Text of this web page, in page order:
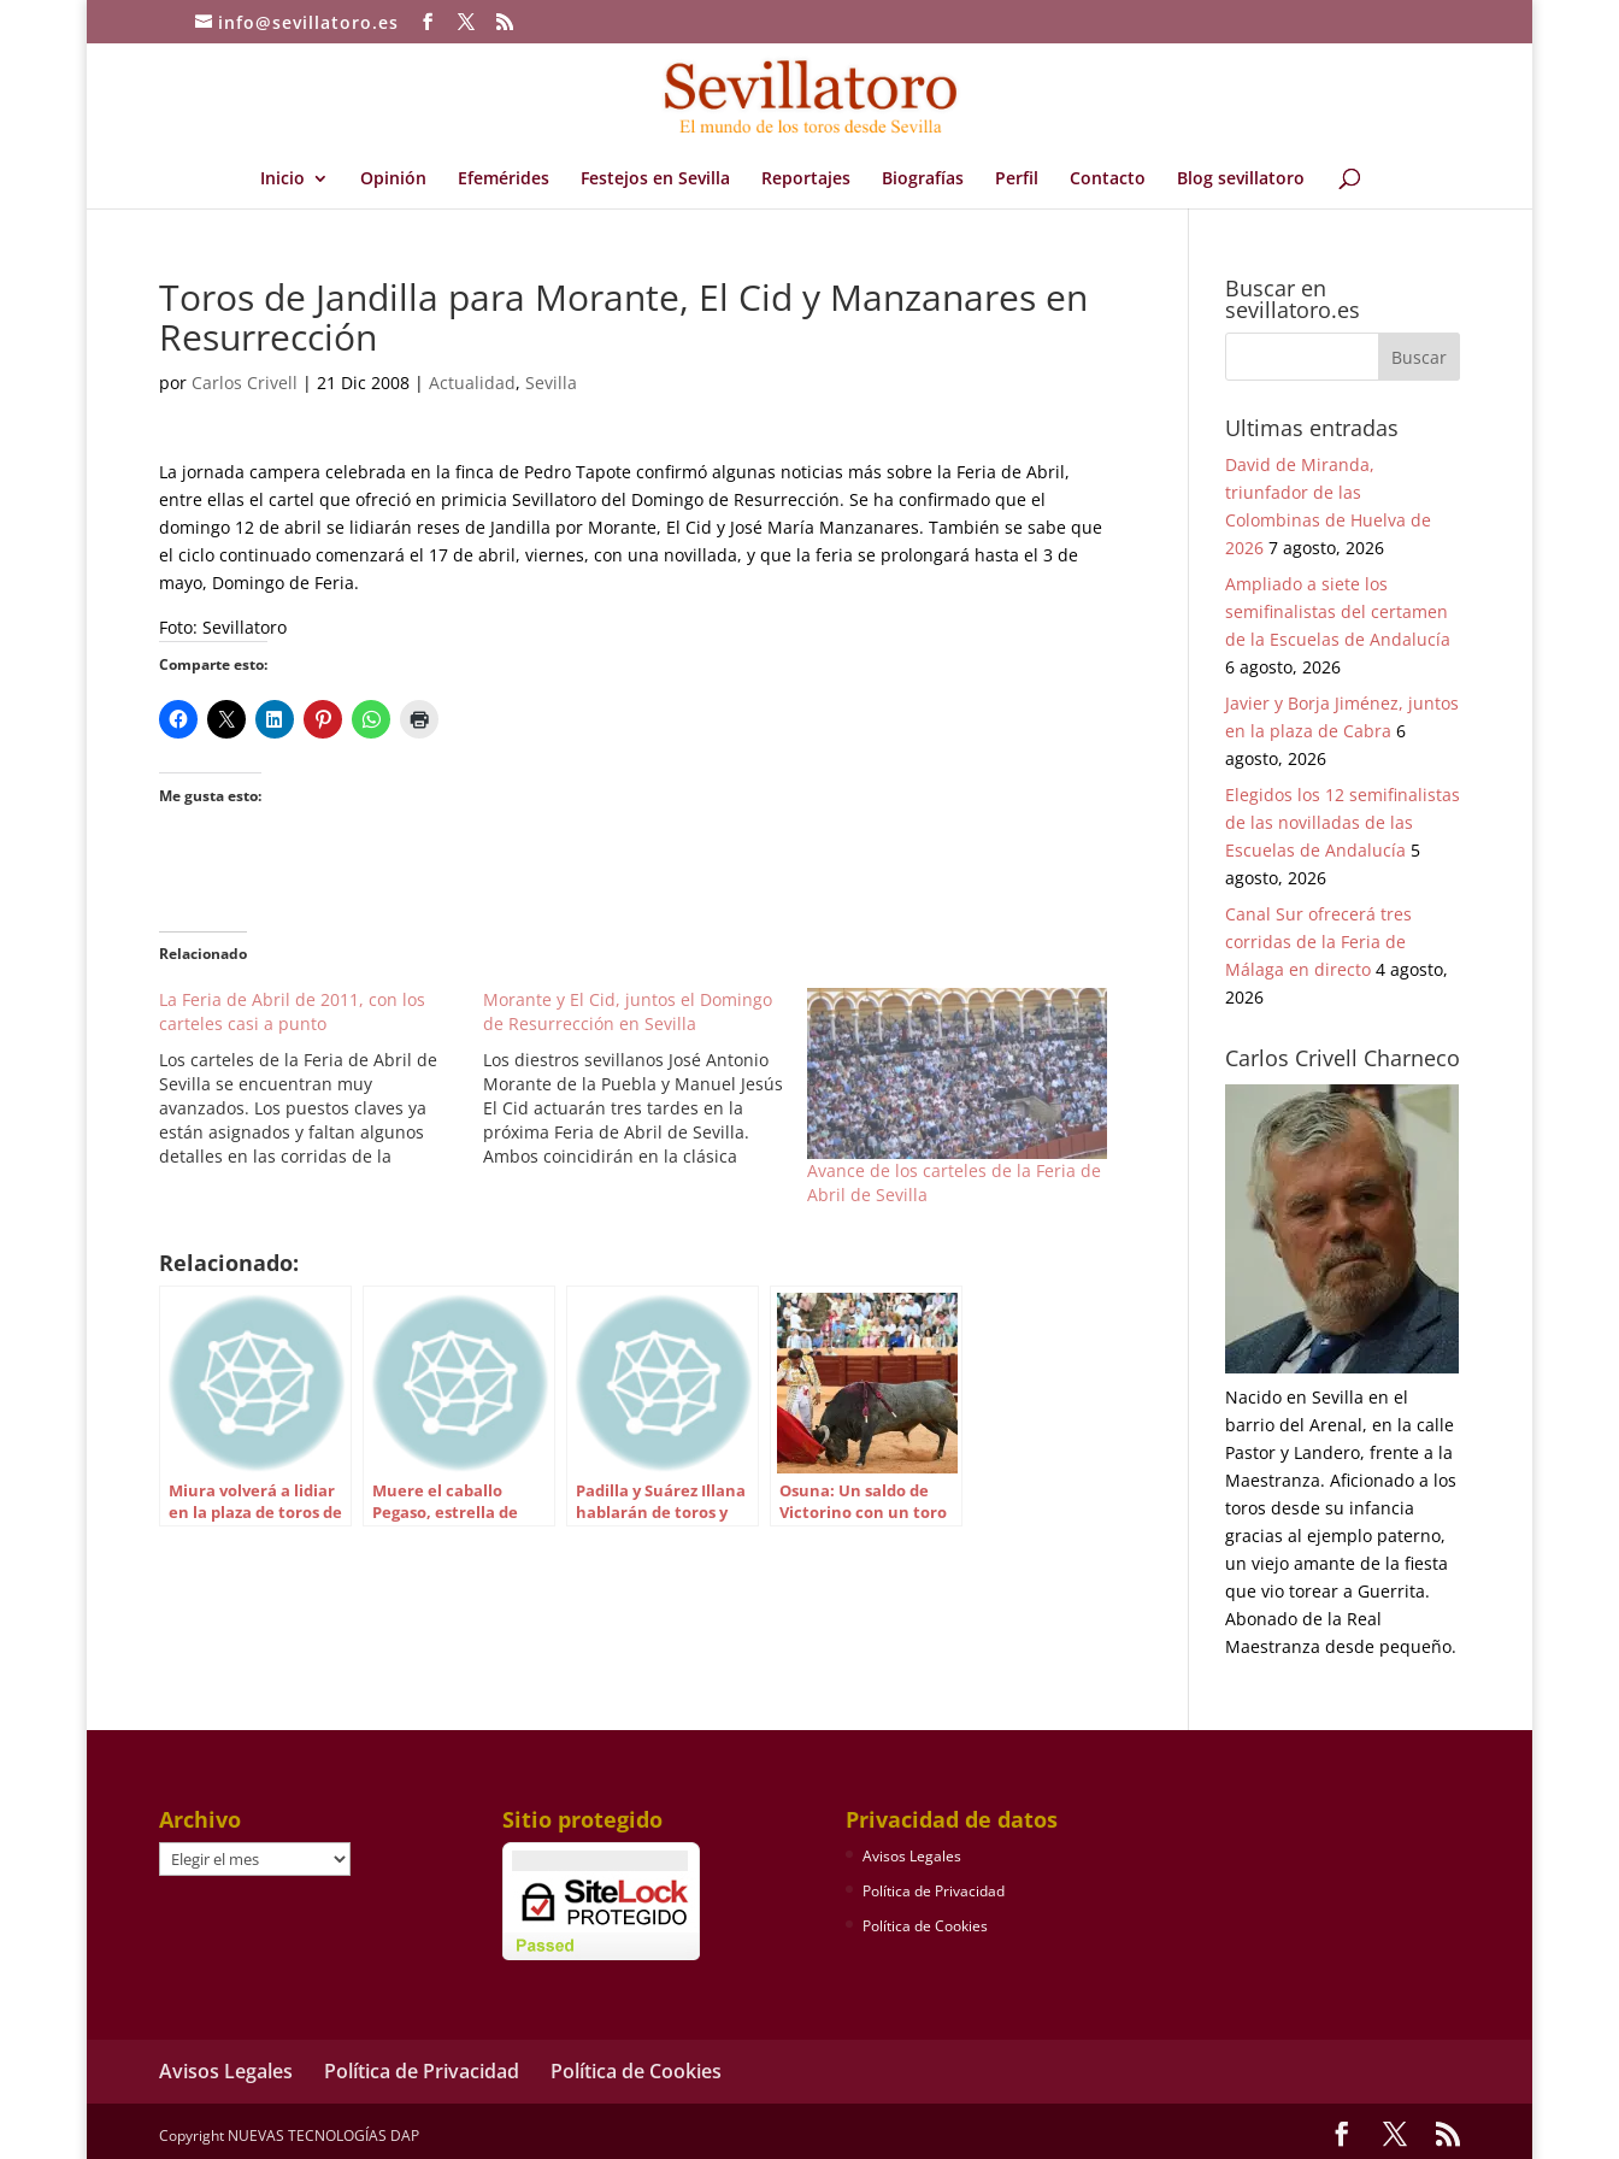
info@sevillatoro.es
Inicio Opinión Efemérides Festejos en Sevilla Reportajes Biografías Perfil Contacto Blog sevillatoro
Toros de Jandilla para Morante, El Cid y Manzanares en
Resurrección
por Carlos Crivell | 21 Dic 2008 | Actualidad, Sevilla
La jornada campera celebrada en la finca de Pedro Tapote confirmó algunas noticias más sobre la Feria de Abril,
entre ellas el cartel que ofreció en primicia Sevillatoro del Domingo de Resurrección. Se ha confirmado que el
domingo 12 de abril se lidiarán reses de Jandilla por Morante, El Cid y José María Manzanares. También se sabe que
el ciclo continuado comenzará el 17 de abril, viernes, con una novillada, y que la feria se prolongará hasta el 3 de
mayo, Domingo de Feria.
Foto: Sevillatoro
Comparte esto:
Me gusta esto:
Relacionado
La Feria de Abril de 2011, con los
carteles casi a punto
Los carteles de la Feria de Abril de
Sevilla se encuentran muy
avanzados. Los puestos claves ya
están asignados y faltan algunos
detalles en las corridas de la
como espadas de…
Morante y El Cid, juntos el Domingo
de Resurrección en Sevilla
Los diestros sevillanos José Antonio
Morante de la Puebla y Manuel Jesús
El Cid actuarán tres tardes en la
próxima Feria de Abril de Sevilla.
Ambos coincidirán en la clásica
Avance de los carteles de la Feria de
Abril de Sevilla
Relacionado:
Miura volverá a lidiar
en la plaza de toros de
Muere el caballo
Pegaso, estrella de
Padilla y Suárez Illana
hablarán de toros y
Osuna: Un saldo de
Victorino con un toro
Buscar en
sevillatoro.es
Ultimas entradas
David de Miranda,
triunfador de las
Colombinas de Huelva de
2026 7 agosto, 2026
Ampliado a siete los
semifinalistas del certamen
de la Escuelas de Andalucía
6 agosto, 2026
Javier y Borja Jiménez, juntos
en la plaza de Cabra 6
agosto, 2026
Elegidos los 12 semifinalistas
de las novilladas de las
Escuelas de Andalucía 5
agosto, 2026
Canal Sur ofrecerá tres
corridas de la Feria de
Málaga en directo 4 agosto,
2026
Carlos Crivell Charneco
Nacido en Sevilla en el
barrio del Arenal, en la calle
Pastor y Landero, frente a la
Maestranza. Aficionado a los
toros desde su infancia
gracias al ejemplo paterno,
un viejo amante de la fiesta
que vio torear a Guerrita.
Abonado de la Real
Maestranza desde pequeño.
Archivo
Archivo
Sitio protegido Privacidad de datos
Avisos Legales
Política de Privacidad
Política de Cookies
Avisos Legales Política de Privacidad Política de Cookies
Copyright NUEVAS TECNOLOGÍAS DAP